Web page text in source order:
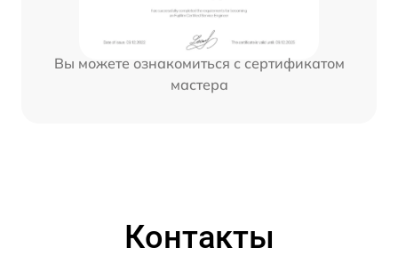
Вы можете ознакомиться с сертификатом
мастера
Контакты